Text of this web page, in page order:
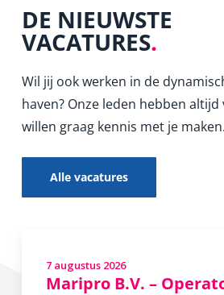
DE NIEUWSTE
VACATURES.
Wil jij ook werken in de
haven? Onze leden hebben altijd
willen graag kennis met je maken.
Alle vacatures
7 augustus 2026in
Maripro B.V. –